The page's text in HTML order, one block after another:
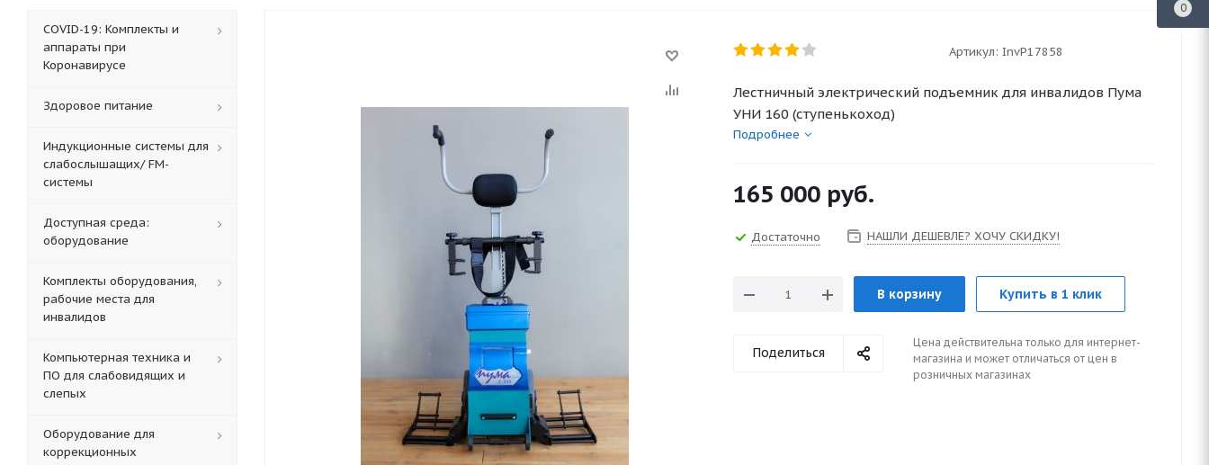
Артикул: InvP17858
Лестничный электрический подъемник для инвалидов Пума
УНИ 160 (ступенькоход)
Подробнее
165 000 руб.
Достаточно НАШЛИ ДЕШЕВЛЕ? ХОЧУ СКИДКУ!
В корзину Купить в 1 клик
Поделиться
Цена действительна только для интернет-
магазина и может отличаться от цен в
розничных магазинах
COVID-19: Комплекты и
аппараты при
Коронавирусе
Здоровое питание
Индукционные системы для
слабослышащих/ FM-
системы
Доступная среда:
оборудование
Комплекты оборудования,
рабочие места для
инвалидов
Компьютерная техника и
ПО для слабовидящих и
слепых
Оборудование для
коррекционных
0